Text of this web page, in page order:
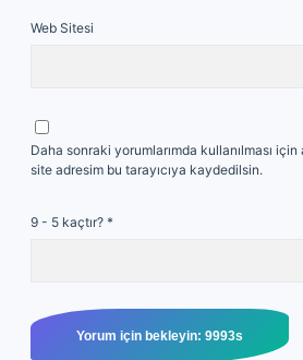
Web Sitesi
Daha sonraki yorumlarımda kullanılması
site adresim bu tarayıcıya kaydedilsin.
9 - 5 kaçtır? *